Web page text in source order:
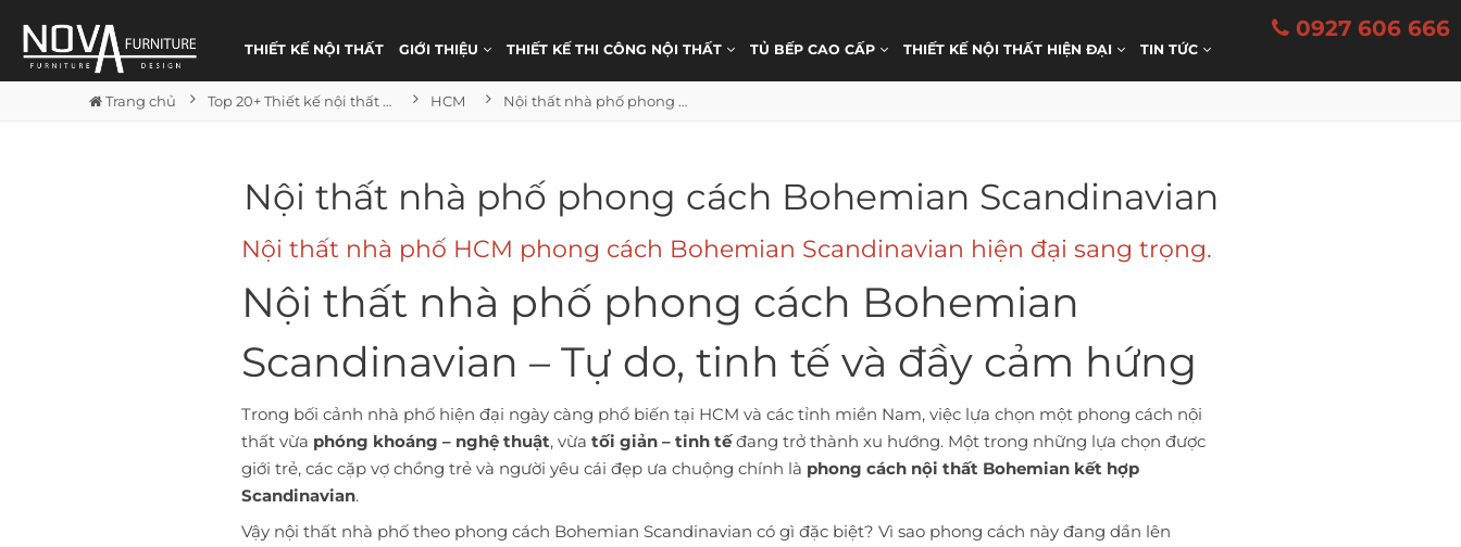
0927 606 666
THIẾT KẾ NỘI THẤT GIỚI THIỆU THIẾT KẾ THI CÔNG NỘI THẤT TỦ BẾP CAO CẤP THIẾT KẾ NỘI THẤT HIỆN ĐẠI TIN TỨC
Trang chủ Top 20+ Thiết kế nội thất nhà phố đẹp HCM Nội thất nhà phố phong cách Bohemian Scandinavian
Nội thất nhà phố phong cách Bohemian Scandinavian
Nội thất nhà phố HCM phong cách Bohemian Scandinavian hiện đại sang trọng.
Nội thất nhà phố phong cách Bohemian
Scandinavian – Tự do, tinh tế và đầy cảm hứng
Trong bối cảnh nhà phố hiện đại ngày càng phổ biến tại HCM và các tỉnh miền Nam, việc lựa chọn một phong cách nội
thất vừa phóng khoáng – nghệ thuật, vừa tối giản – tinh tếđang trở thành xu hướng. Một trong những lựa chọn được
giới trẻ, các cặp vợ chồng trẻ và người yêu cái đẹp ưa chuộng chính là phong cách nội thất Bohemian kết hợp
Scandinavian.
Vậy nội thất nhà phố theo phong cách Bohemian Scandinavian có gì đặc biệt? Vì sao phong cách này đang dần lên